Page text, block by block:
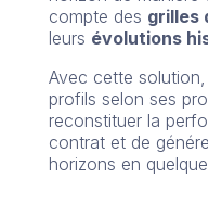
compte des grilles
leurs évolutions
Avec cette solution,
profils selon ses
reconstituer la
contrat et de
horizons en